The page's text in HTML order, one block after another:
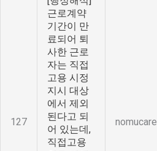
127
근로계약
기간이 만
료되어 퇴
사한 근로
자는 직접
고용 시정
지시 대상
에서 제외
된다고 되
어 있는데,
직접고용
nomucare